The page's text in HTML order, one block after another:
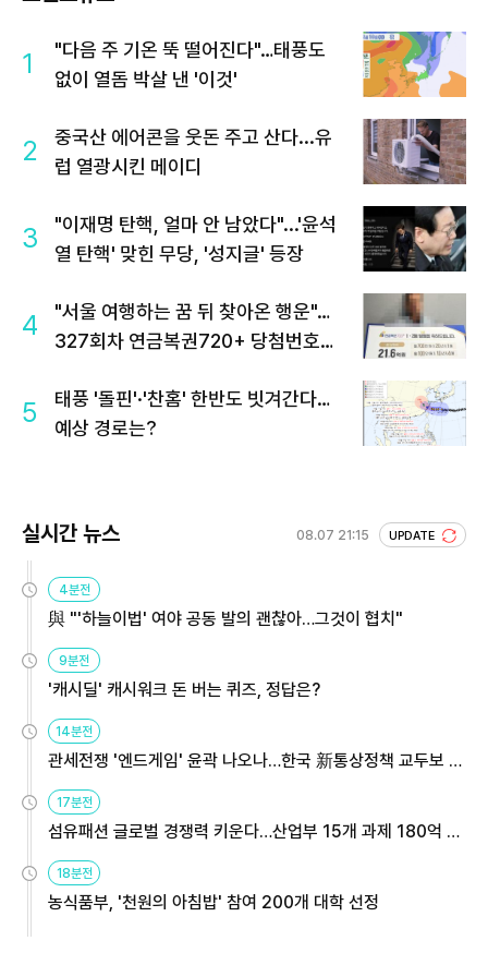
1
"다음 주 기온 뚝 떨어진다"…태풍도
없이 열돔 박살 낸 '이것'
2
중국산 에어콘을 웃돈 주고 산다...유
럽 열광시킨 메이디
3
"이재명 탄핵, 얼마 안 남았다"...'윤석
열 탄핵' 맞힌 무당, '성지글' 등장
4
"서울 여행하는 꿈 뒤 찾아온 행운"…
327회차 연금복권720+ 당첨번호조
5
태풍 '돌핀'·'찬홈' 한반도 빗겨간다…
예상 경로는?
실시간 뉴스 08.07 21:15 UPDATE
4분전
與 "'하늘이법' 여야 공동 발의 괜찮아…그것이 협치"
9분전
'캐시딜' 캐시워크 돈 버는 퀴즈, 정답은?
14분전
관세전쟁 '엔드게임' 윤곽 나오나…한국 新통상정책 교두보 활
17분전
섬유패션 글로벌 경쟁력 키운다…산업부 15개 과제 180억 지
18분전
농식품부, '천원의 아침밥' 참여 200개 대학 선정